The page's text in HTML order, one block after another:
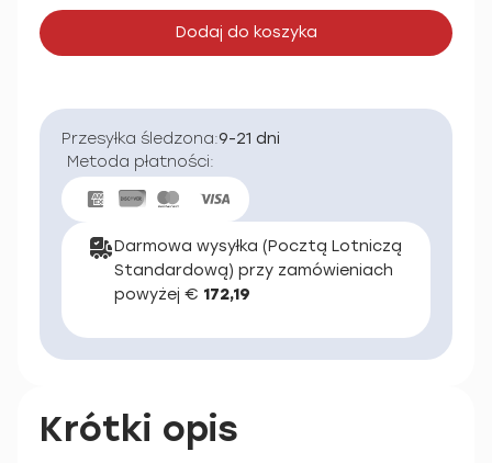
Dodaj do koszyka
Przesyłka śledzona:9-21 dni
Metoda płatności:
Darmowa wysyłka (Pocztą Lotniczą
Standardową) przy zamówieniach
powyżej € 172,19
Krótki opis